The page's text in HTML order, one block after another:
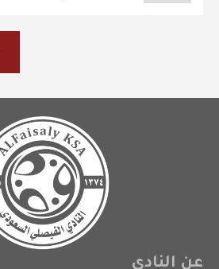
عن النادي